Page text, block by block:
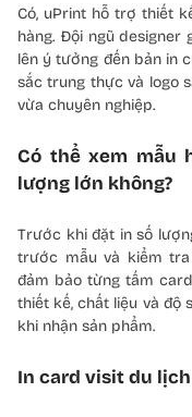
Có, uPrint hỗ trợ thiết
hàng. Đội ngũ designer
lên ý tưởng đến bản in
sắc trung thực và logo
vừa chuyên nghiệp.
Có thể xem mẫu
lượng lớn không?
Trước khi đặt in số
trước mẫu và kiểm
đảm bảo từng tấm
thiết kế, chất liệu và độ
khi nhận sản phẩm.
In card visit du